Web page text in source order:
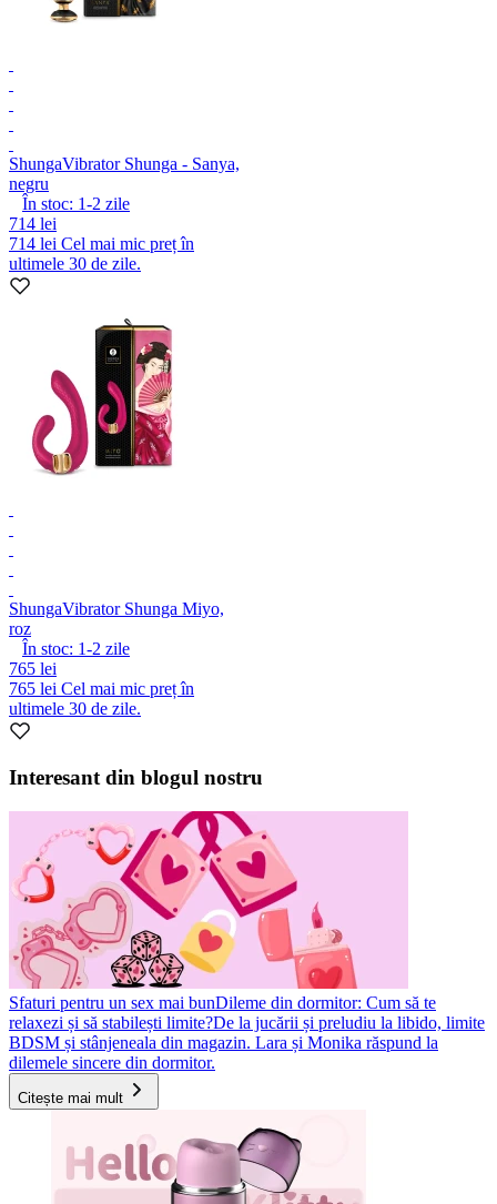
ShungaVibrator Shunga - Sanya,
negru
În stoc: 1-2 zile
714 lei
714 lei Cel mai mic preț în
ultimele 30 de zile.
ShungaVibrator Shunga Miyo,
roz
În stoc: 1-2 zile
765 lei
765 lei Cel mai mic preț în
ultimele 30 de zile.
Interesant din blogul nostru
Sfaturi pentru un sex mai bunDileme din dormitor: Cum să te
relaxezi și să stabilești limite?De la jucării și preludiu la libido, limite
BDSM și stânjeneala din magazin. Lara și Monika răspund la
dilemele sincere din dormitor.
Citește mai mult